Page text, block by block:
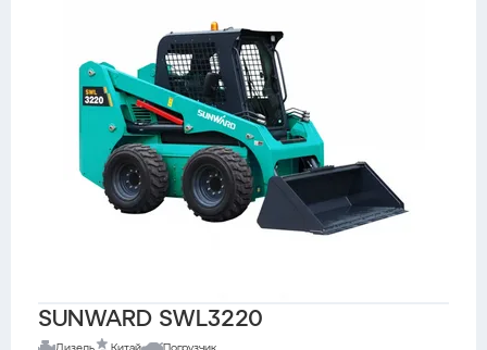
SUNWARD SWL3220
Дизель Китай Погрузчик